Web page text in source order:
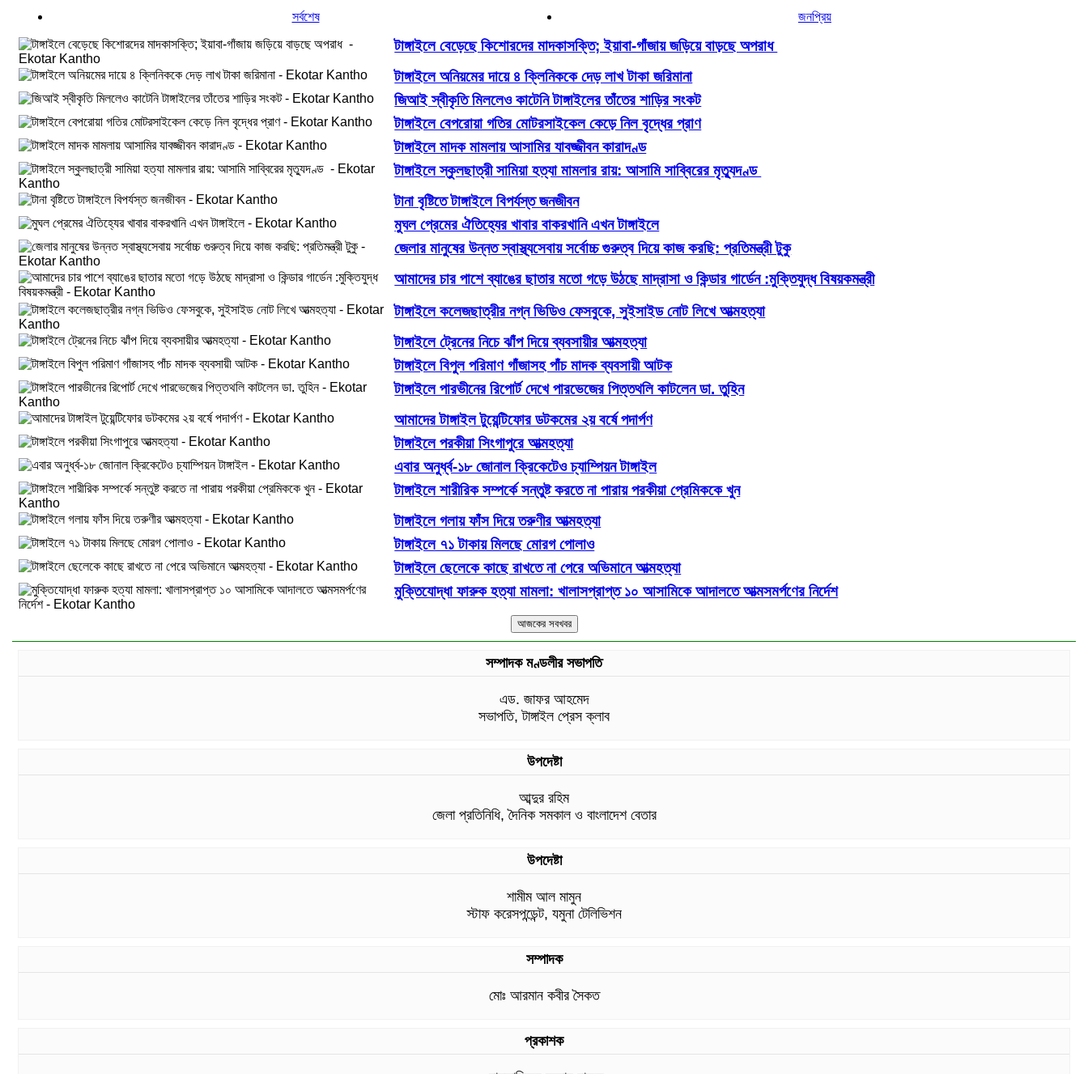
সর্বশেষ জনপ্রিয়
টাঙ্গাইলে বেড়েছে কিশোরদের মাদকাসক্তি; ইয়াবা-গাঁজায় জড়িয়ে বাড়ছে অপরাধ
টাঙ্গাইলে অনিয়মের দায়ে ৪ ক্লিনিককে দেড় লাখ টাকা জরিমানা
জিআই স্বীকৃতি মিললেও কাটেনি টাঙ্গাইলের তাঁতের শাড়ির সংকট
টাঙ্গাইলে বেপরোয়া গতির মোটরসাইকেল কেড়ে নিল বৃদ্ধের প্রাণ
টাঙ্গাইলে মাদক মামলায় আসামির যাবজ্জীবন কারাদণ্ড
টাঙ্গাইলে স্কুলছাত্রী সামিয়া হত্যা মামলার রায়: আসামি সাব্বিরের মৃত্যুদণ্ড
টানা বৃষ্টিতে টাঙ্গাইলে বিপর্যস্ত জনজীবন
মুঘল প্রেমের ঐতিহ্যের খাবার বাকরখানি এখন টাঙ্গাইলে
জেলার মানুষের উন্নত স্বাস্থ্যসেবায় সর্বোচ্চ গুরুত্ব দিয়ে কাজ করছি: প্রতিমন্ত্রী টুকু
আমাদের চার পাশে ব্যাঙের ছাতার মতো গড়ে উঠছে মাদ্রাসা ও কিন্ডার গার্ডেন :মুক্তিযুদ্ধ বিষয়কমন্ত্রী
টাঙ্গাইলে কলেজছাত্রীর নগ্ন ভিডিও ফেসবুকে, সুইসাইড নোট লিখে আত্মহত্যা
টাঙ্গাইলে ট্রেনের নিচে ঝাঁপ দিয়ে ব্যবসায়ীর আত্মহত্যা
টাঙ্গাইলে বিপুল পরিমাণ গাঁজাসহ পাঁচ মাদক ব্যবসায়ী আটক
টাঙ্গাইলে পারভীনের রিপোর্ট দেখে পারভেজের পিত্তথলি কাটলেন ডা. তুহিন
আমাদের টাঙ্গাইল টুয়েন্টিফোর ডটকমের ২য় বর্ষে পদার্পণ
টাঙ্গাইলে পরকীয়া সিংগাপুরে আত্মহত্যা
এবার অনুর্ধ্ব-১৮ জোনাল ক্রিকেটেও চ্যাম্পিয়ন টাঙ্গাইল
টাঙ্গাইলে শারীরিক সম্পর্কে সন্তুষ্ট করতে না পারায় পরকীয়া প্রেমিককে খুন
টাঙ্গাইলে গলায় ফাঁস দিয়ে তরুণীর আত্মহত্যা
টাঙ্গাইলে ৭১ টাকায় মিলছে মোরগ পোলাও
টাঙ্গাইলে ছেলেকে কাছে রাখতে না পেরে অভিমানে আত্মহত্যা
মুক্তিযোদ্ধা ফারুক হত্যা মামলা: খালাসপ্রাপ্ত ১০ আসামিকে আদালতে আত্মসমর্পণের নির্দেশ
সম্পাদক মণ্ডলীর সভাপতি
এড. জাফর আহমেদ
সভাপতি, টাঙ্গাইল প্রেস ক্লাব
উপদেষ্টা
আব্দুর রহিম
জেলা প্রতিনিধি, দৈনিক সমকাল ও বাংলাদেশ বেতার
উপদেষ্টা
শামীম আল মামুন
স্টাফ করেসপন্ডেন্ট, যমুনা টেলিভিশন
সম্পাদক
মোঃ আরমান কবীর সৈকত
প্রকাশক